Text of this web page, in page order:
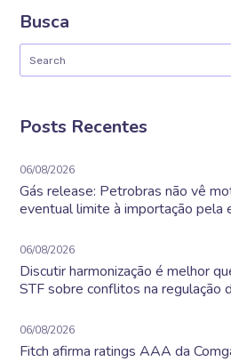
Busca
Posts Recentes
06/08/2026
Gás release: Petrobras não vê
eventual limite à importação pela
06/08/2026
Discutir harmonização é melhor
STF sobre conflitos na regulação
06/08/2026
Fitch afirma ratings AAA da